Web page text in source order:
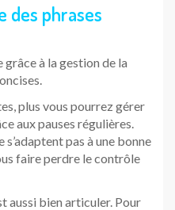
des phrases
à la gestion de la
plus vous pourrez gérer
aux pauses régulières.
pas à une bonne
faire perdre le contrôle
aussi bien articuler. Pour